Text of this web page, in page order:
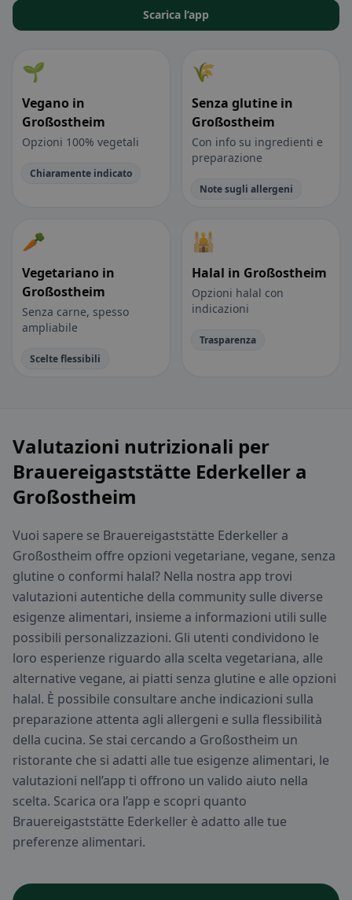
Scarica l’app
🌱
Vegano in
Großostheim
Opzioni 100% vegetali
Chiaramente indicato
🌾
Senza glutine in
Großostheim
Con info su ingredienti e
preparazione
Note sugli allergeni
🥕
Vegetariano in
Großostheim
Senza carne, spesso
ampliabile
Scelte flessibili
🕌
Halal in Großostheim
Opzioni halal con
indicazioni
Trasparenza
Valutazioni nutrizionali per
Brauereigaststätte Ederkeller a
Großostheim
Vuoi sapere se Brauereigaststätte Ederkeller a
Großostheim offre opzioni vegetariane, vegane, senza
glutine o conformi halal? Nella nostra app trovi
valutazioni autentiche della community sulle diverse
esigenze alimentari, insieme a informazioni utili sulle
possibili personalizzazioni. Gli utenti condividono le
loro esperienze riguardo alla scelta vegetariana, alle
alternative vegane, ai piatti senza glutine e alle opzioni
halal. È possibile consultare anche indicazioni sulla
preparazione attenta agli allergeni e sulla flessibilità
della cucina. Se stai cercando a Großostheim un
ristorante che si adatti alle tue esigenze alimentari, le
valutazioni nell’app ti offrono un valido aiuto nella
scelta. Scarica ora l’app e scopri quanto
Brauereigaststätte Ederkeller è adatto alle tue
preferenze alimentari.